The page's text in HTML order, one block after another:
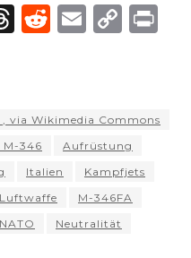
T
d
s
R
t
E
C
Li
n
k
, via Wikimedia Commons
M-346
Aufrüstung
Italien
Kampfjets
Luftwaffe
M-346FA
NATO
Neutralität